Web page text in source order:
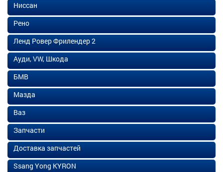
Ниссан
Рено
Ленд Ровер Фрилендер 2
Ауди, VW, Шкода
БМВ
Мазда
Ваз
Запчасти
Доставка запчастей
Ssang Yong KYRON